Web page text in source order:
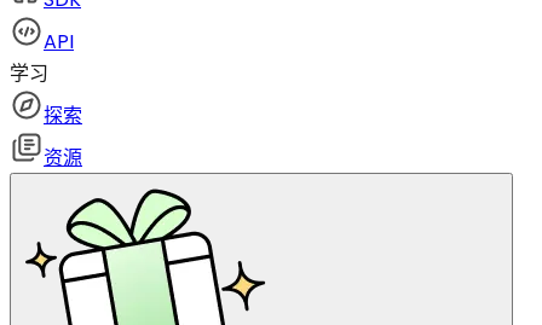
API
学习
探索
资源